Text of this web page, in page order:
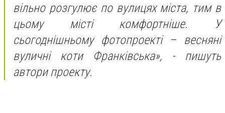
вільно розгулює по вулицях міста, тим в
цьому місті комфортніше. У
сьогоднішньому фотопроекті – весняні
вуличні коти Франківська», - пишуть
автори проекту.